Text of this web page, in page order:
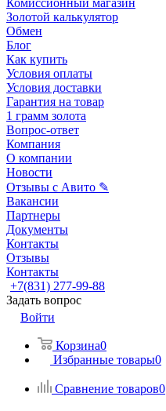
Комиссионный магазин
Золотой калькулятор
Обмен
Блог
Как купить
Условия оплаты
Условия доставки
Гарантия на товар
1 грамм золота
Вопрос-ответ
Компания
О компании
Новости
Отзывы с Авито ✎
Вакансии
Партнеры
Документы
Контакты
Отзывы
Контакты
+7(831) 277-99-88
Задать вопрос
Войти
Корзина0
Избранные товары0
Сравнение товаров0